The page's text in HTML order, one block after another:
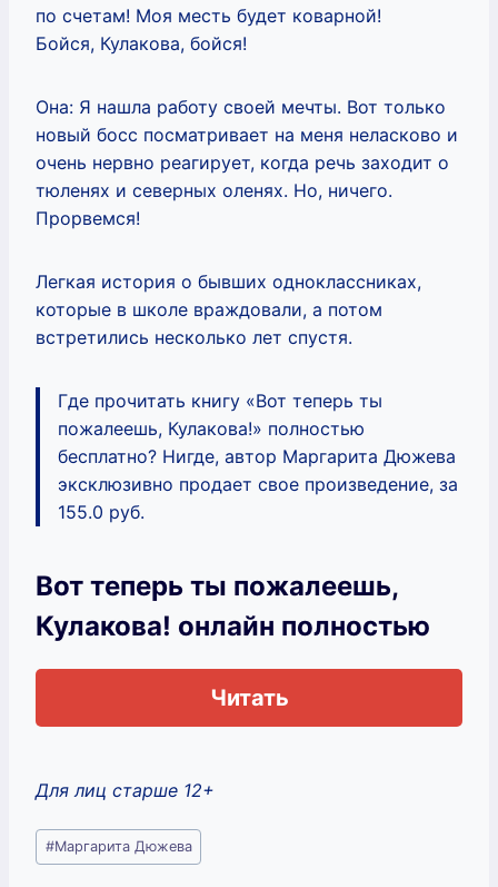
по счетам! Моя месть будет коварной!
Бойся, Кулакова, бойся!
Она: Я нашла работу своей мечты. Вот только
новый босс посматривает на меня неласково и
очень нервно реагирует, когда речь заходит о
тюленях и северных оленях. Но, ничего.
Прорвемся!
Легкая история о бывших одноклассниках,
которые в школе враждовали, а потом
встретились несколько лет спустя.
Где прочитать книгу «Вот теперь ты
пожалеешь, Кулакова!» полностью
бесплатно? Нигде, автор Маргарита Дюжева
эксклюзивно продает свое произведение, за
155.0 руб.
Вот теперь ты пожалеешь,
Кулакова! онлайн полностью
Читать
Для лиц старше 12+
Метки
записи:
#Маргарита Дюжева